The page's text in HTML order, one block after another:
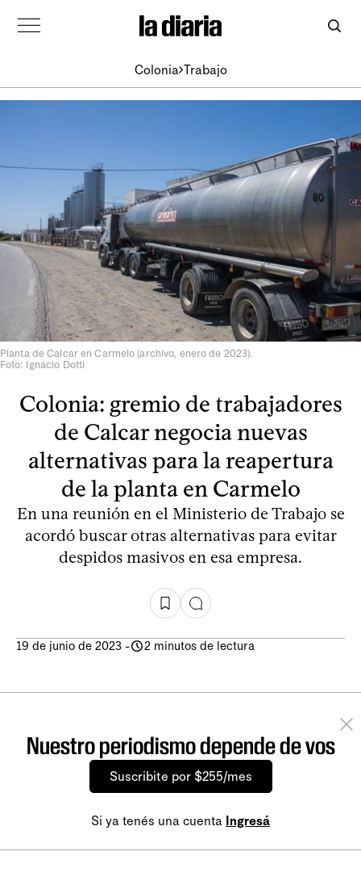
Colonia Trabajo
Planta de Calcar en Carmelo (archivo, enero de 2023).
Foto: Ignacio Dotti
Colonia: gremio de trabajadores
de Calcar negocia nuevas
alternativas para la reapertura
de la planta en Carmelo
En una reunión en el Ministerio de Trabajo se
acordó buscar otras alternativas para evitar
despidos masivos en esa empresa.
19 de junio de 2023 - 2 minutos de lectura
Nuestro periodismo depende de vos
Suscribite por $255/mes
Si ya tenés una cuenta Ingresá